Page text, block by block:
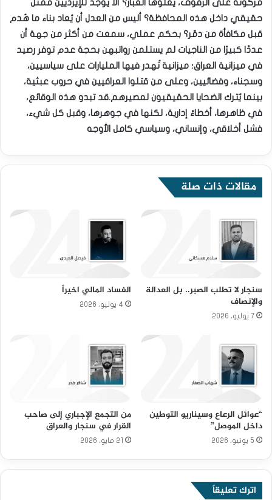
مركونة على الرفوف، يعلوها الغبار؟ ألا يوجد للإيزديين ممثل
حقيقي داخل هذه المحافظة؟ أليس من العدل أن يُعاد بناء ما هُدم
قبل مكافأة من دمّر؟ بحكم عملي، سمعت من أكثر من جهة أن
عددًا كبيرًا من الناجيات لم يستلمن رواتبهن بحجة عدم توفر رصيد
في ميزانية العراق؛ ميزانية تُهدر فيها المليارات على سياسيين،
وسجناء، وفضائيين، وعلى من قتلوا العراقيين في حروب عبثية،
بينما يُترك الضحايا الحقيقيون لمصيرهم.قد تبدو هذه الوقائع،
في ظاهرها، أخطاءً إدارية، لكنها في جوهرها، وقبل كل شيء،
فشل أخلاقي، وإنساني، وسياسي كامل الأوجه
مقالات ذات صلة
سنجار لا تطلب الصبر.. بل العدالة
والإنصاف
7 يوليو، 2026
الفساد المالي اخيراً
4 يوليو، 2026
“عوائل الرعاع وسيناريو التوطين
داخل الموصل”
5 يونيو، 2026
من التجمع الإجباري إلى صاحب
القرار في سنجار والعراق
21 مايو، 2026
اترك تعليقاً